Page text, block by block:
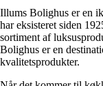
Illums Bolighus er en
har eksisteret siden
sortiment af
Bolighus er en
kvalitetsprodukter.